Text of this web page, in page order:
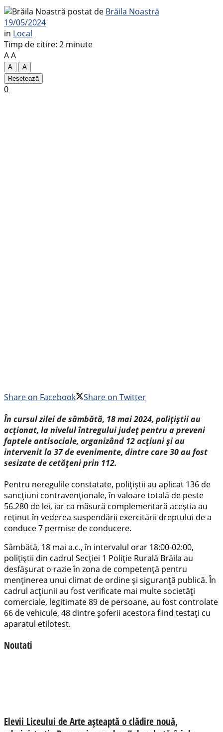
postat de Brăila Noastră
19/05/2024
in Local
Timp de citire: 2 minute
AA
A
A
Resetează
0
Share on Facebook
Share on Twitter
În cursul zilei de sâmbătă, 18 mai 2024, polițiștii au
acționat, la nivelul întregului județ pentru a preveni
faptele antisociale, organizând 12 acțiuni și au
intervenit la 37 de evenimente, dintre care 30 au fost
sesizate de cetățeni prin 112.
Pentru neregulile constatate, polițiștii au aplicat 136 de
sancțiuni contravenționale, în valoare totală de peste
56.280 de lei, iar ca măsură complementară aceștia au
reținut în vederea suspendării exercitării dreptului de a
conduce 7 permise de conducere.
Sâmbătă, 18 mai a.c., în intervalul orar 18:00-02:00,
polițiștii din cadrul Secției 1 Poliție Rurală Brăila au
desfășurat o razie în zona de competență pentru
menținerea unui climat de ordine și siguranță publică. În
cadrul acțiunii au fost verificate mai multe societăți
comerciale, legitimate 89 de persoane, au fost controlate
66 de vehicule, 48 dintre șoferii acestora fiind testați cu
aparatul etilotest.
Noutati
Elevii Liceului de Arte așteaptă o clădire nouă,